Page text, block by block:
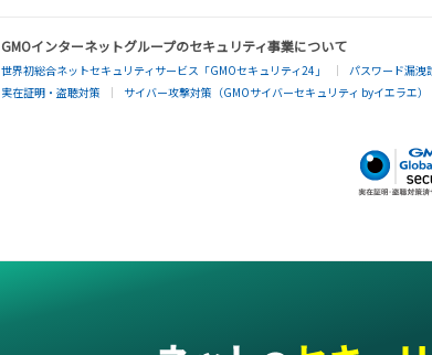
GMOインターネットグループのセキュリティ事業について
世界初総合ネットセキュリティサービス「GMOセキュリティ24」 パスワード漏洩
実在証明・盗聴対策
サイバー攻撃対策（GMOサイバーセキュリティ byイエラエ）